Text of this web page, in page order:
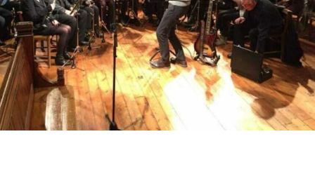
Ditt besøk